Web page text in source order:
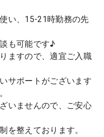
い、15-21時勤務の先
も可能です♪
ますので、適宜ご入職
サポートがございます
いませんので、ご安心
を整えております。